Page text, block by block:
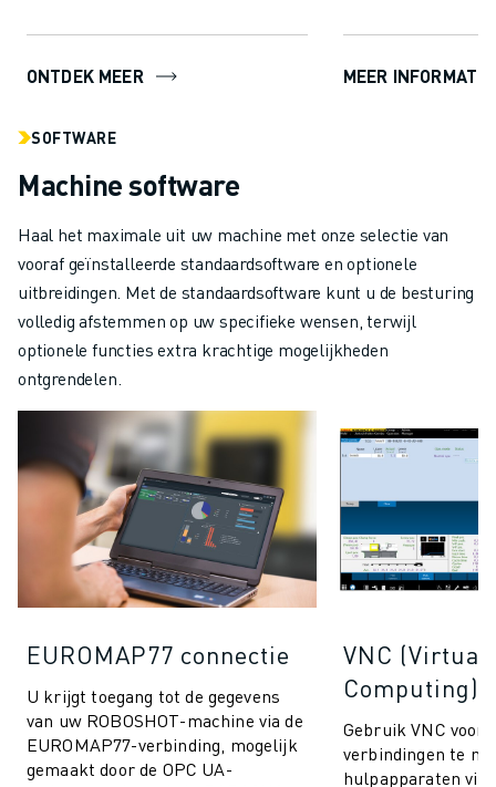
ONTDEK MEER
mogelijk o...
MEER INFORMATIE
SOFTWARE
Machine software
Haal het maximale uit uw machine met onze selectie van
vooraf geïnstalleerde standaardsoftware en optionele
uitbreidingen. Met de standaardsoftware kunt u de besturing
volledig afstemmen op uw specifieke wensen, terwijl
optionele functies extra krachtige mogelijkheden
ontgrendelen.
EUROMAP77 connectie
U krijgt toegang tot de gegevens
van uw ROBOSHOT-machine via de
EUROMAP77-verbinding, mogelijk
gemaakt door de OPC UA-
VNC
Computing)
Gebruik VNC voor
verbindingen te
hulpapparaten via